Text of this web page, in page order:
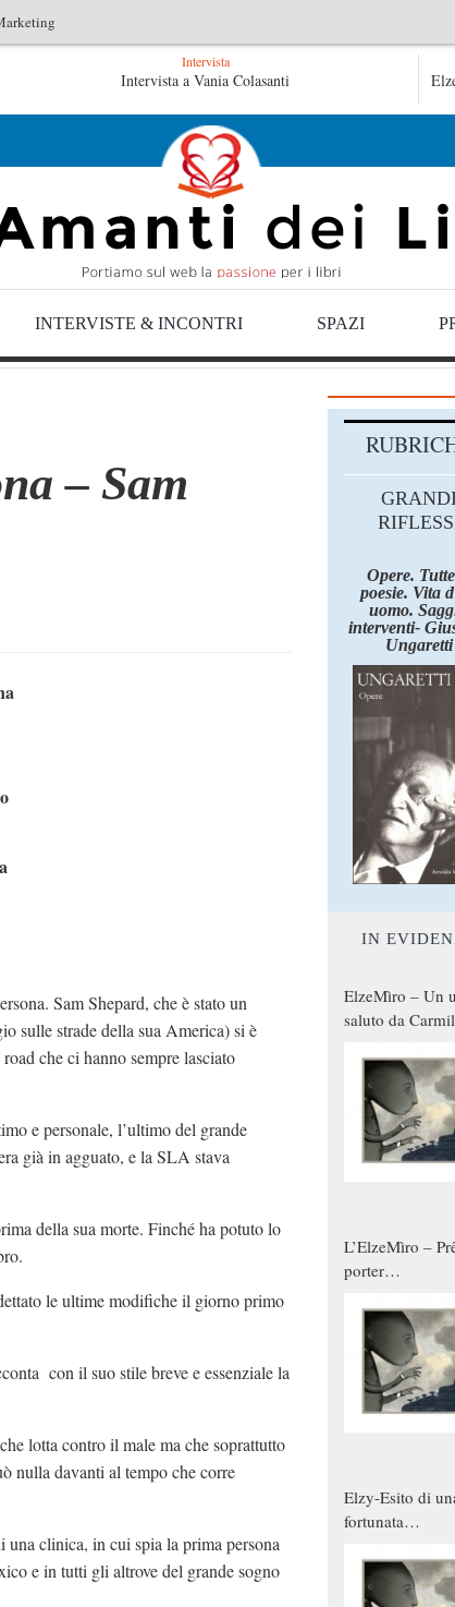
– Fruttero & Lucentini Le anime salve di Fabrizio
Intervista
Intervista a Vania Colasanti
INTERVISTE & INCONTRI SPAZI
– Sam
Sam Shepard, che è stato un
sulle strade della sua America) si è
che ci hanno sempre lasciato
e personale, l’ultimo del grande
già in agguato, e la SLA stava
della sua morte. Finché ha potuto lo
le ultime modifiche il giorno primo
con il suo stile breve e essenziale la
lotta contro il male ma che soprattutto
nulla davanti al tempo che corre
clinica, in cui spia la prima persona
e in tutti gli altrove del grande sogno
Opere.
poesie. Vita
uomo.
interventi-
Ungaretti
IN
ElzeMìro – Un
saluto da
qualche modo
donne
L’ElzeMìro –
porter
Elzy-Esito di
fortunata